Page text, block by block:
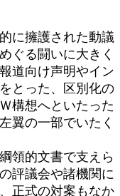
に擁護された動議
ぐる闘いに大きく
道向け声明やイン
とった、区別化の
構想へといたった
翼の一部でいたく
領的文書で支えら
評議会や諸機関に
正式の対案もなか